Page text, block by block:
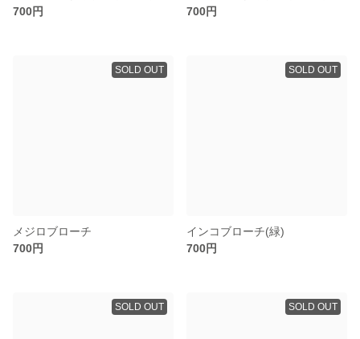
700円
700円
SOLD OUT
メジロブローチ
700円
SOLD OUT
インコブローチ(緑)
700円
SOLD OUT SOLD OUT